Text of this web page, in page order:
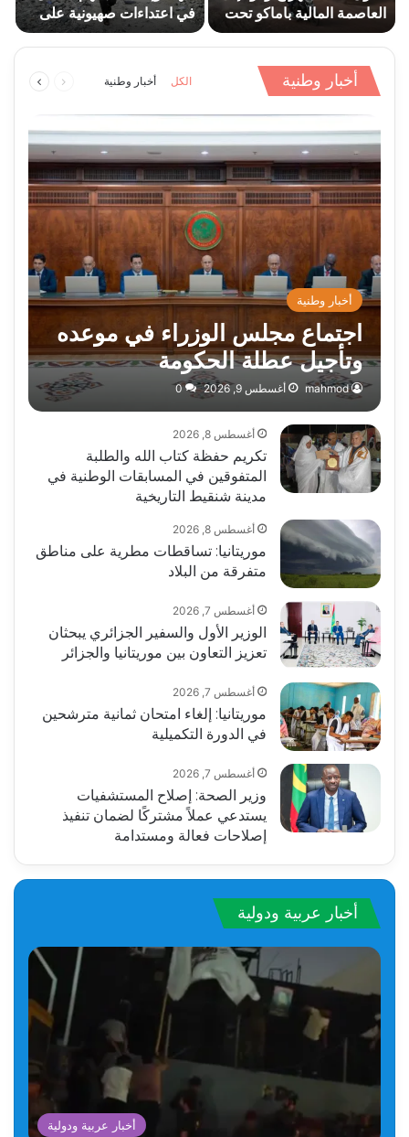
العاصمة المالية باماكو تحت
حراسة…
في اعتداءات صهيونية على
قطاع غزة
أخبار وطنية الكل أخبار وطنية الصفحةالصفحة
أخبار وطنية
اجتماع مجلس الوزراء في موعده
وتأجيل عطلة الحكومة
mahmod أغسطس 9, 2026 0
أغسطس 8, 2026
تكريم حفظة كتاب الله والطلبة
المتفوقين في المسابقات الوطنية في
مدينة شنقيط التاريخية
أغسطس 8, 2026
موريتانيا: تساقطات مطرية على مناطق
متفرقة من البلاد
أغسطس 7, 2026
الوزير الأول والسفير الجزائري يبحثان
تعزيز التعاون بين موريتانيا والجزائر
أغسطس 7, 2026
موريتانيا: إلغاء امتحان ثمانية مترشحين
في الدورة التكميلية
أغسطس 7, 2026
وزير الصحة: إصلاح المستشفيات
يستدعي عملاً مشتركًا لضمان تنفيذ
إصلاحات فعالة ومستدامة
أخبار عربية ودولية
أخبار عربية ودولية